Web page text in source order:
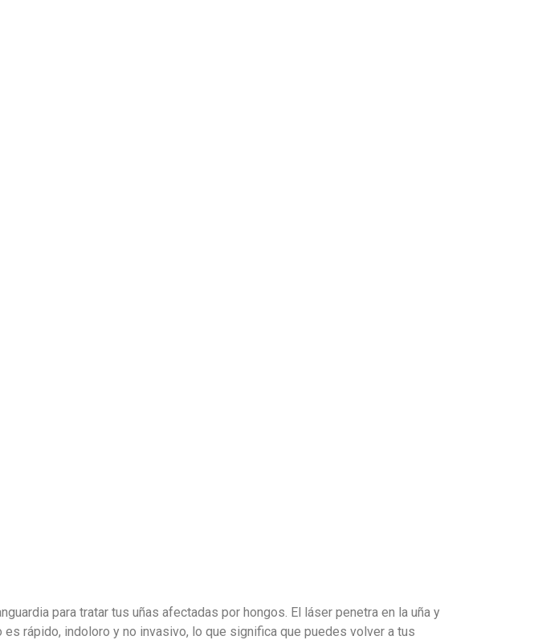
para tratar tus uñas afectadas por hongos. El láser penetra en la uña y
rápido, indoloro y no invasivo, lo que significa que puedes volver a tus